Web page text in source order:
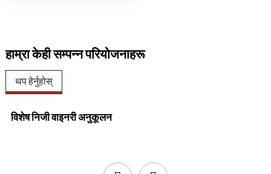
हाम्रा केही सम्पन्न परियोजनाहरू
थप हेर्नुहोस्
विशेष निजी वाइनरी अनुकूलन